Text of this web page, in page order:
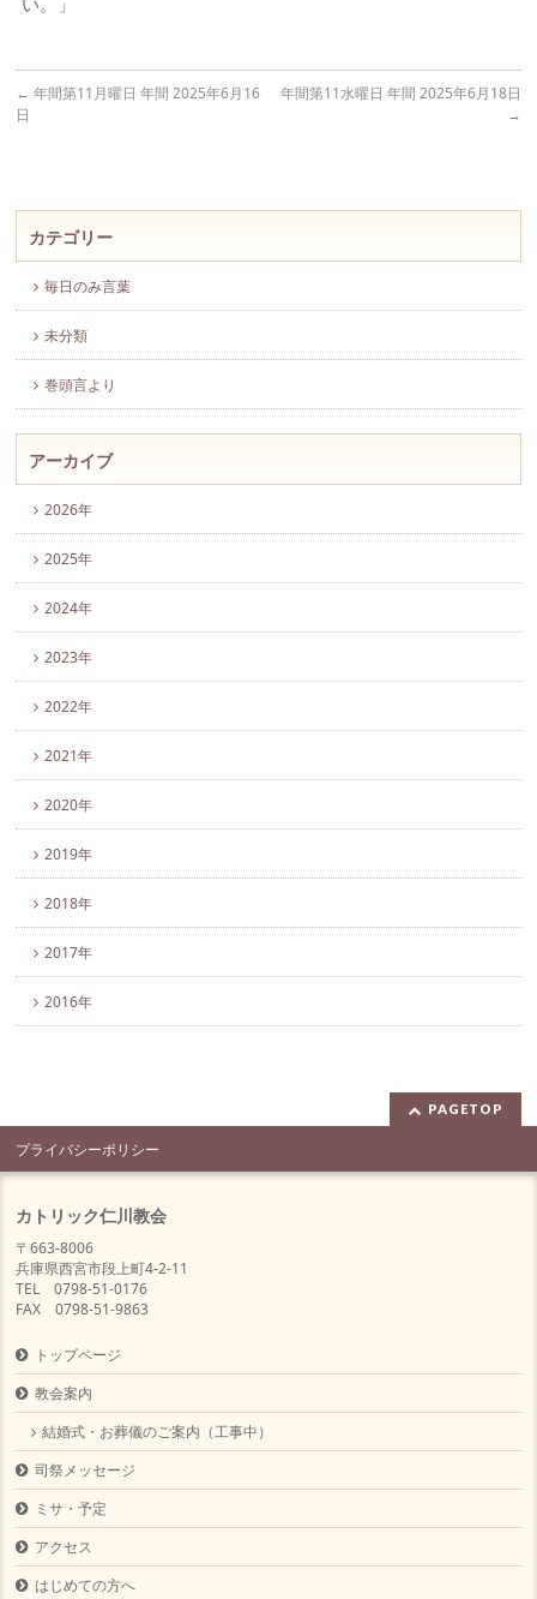
← 年間第11月曜日 年間 2025年6月16
日
年間第11水曜日 年間 2025年6月18日
→
カテゴリー
毎日のみ言葉
未分類
巻頭言より
アーカイブ
2026年
2025年
2024年
2023年
2022年
2021年
2020年
2019年
2018年
2017年
2016年
PAGETOP
プライバシーポリシー
カトリック仁川教会
〒663-8006
兵庫県西宮市段上町4-2-11
TEL 0798-51-0176
FAX 0798-51-9863
トップページ
教会案内
結婚式・お葬儀のご案内（工事中）
司祭メッセージ
ミサ・予定
アクセス
はじめての方へ